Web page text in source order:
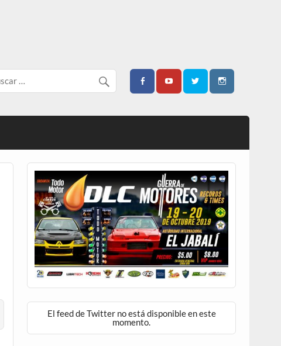
El feed de Twitter no está disponible en este
momento.